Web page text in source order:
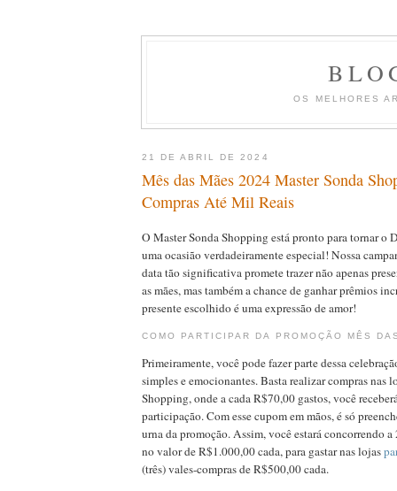
OS MELHORES
21 DE ABRIL DE 2024
Mês das Mães 2024 Master Sonda
Compras Até Mil Reais
O Master Sonda Shopping está pronto para tornar o
uma ocasião verdadeiramente especial! Nossa
data tão significativa promete trazer não apenas
as mães, mas também a chance de ganhar prêmios
presente escolhido é uma expressão de amor!
COMO PARTICIPAR DA PROMOÇÃO MÊS
Primeiramente, você pode fazer parte dessa
simples e emocionantes. Basta realizar compras nas
Shopping, onde a cada R$70,00 gastos, você
participação. Com esse cupom em mãos, é só
urna da promoção. Assim, você estará concorrendo
no valor de R$1.000,00 cada, para gastar nas lojas
(três) vales-compras de R$500,00 cada.